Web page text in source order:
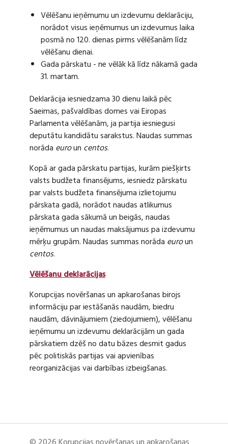
Vēlēšanu ieņēmumu un izdevumu deklarāciju,
norādot visus ieņēmumus un izdevumus laika
posmā no 120. dienas pirms vēlēšanām līdz
vēlēšanu dienai.
Gada pārskatu - ne vēlāk kā līdz nākamā gada
31. martam.
Deklarācija iesniedzama 30 dienu laikā pēc
Saeimas, pašvaldības domes vai Eiropas
Parlamenta vēlēšanām, ja partija iesniegusi
deputātu kandidātu sarakstus. Naudas summas
norāda euroun centos.
Kopā ar gada pārskatu partijas, kurām piešķirts
valsts budžeta finansējums, iesniedz pārskatu
par valsts budžeta finansējuma izlietojumu
pārskata gadā, norādot naudas atlikumus
pārskata gada sākumā un beigās, naudas
ieņēmumus un naudas maksājumus pa izdevumu
mērķu grupām. Naudas summas norāda euroun
centos.
Vēlēšanu deklarācijas
Korupcijas novēršanas un apkarošanas birojs
informāciju par iestāšanās naudām, biedru
naudām, dāvinājumiem (ziedojumiem), vēlēšanu
ieņēmumu un izdevumu deklarācijām un gada
pārskatiem dzēš no datu bāzes desmit gadus
pēc politiskās partijas vai apvienības
reorganizācijas vai darbības izbeigšanas.